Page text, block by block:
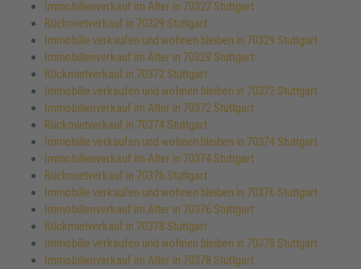
Immobilienverkauf im Alter in 70327 Stuttgart
Rückmietverkauf in 70329 Stuttgart
Immobilie verkaufen und wohnen bleiben in 70329 Stuttgart
Immobilienverkauf im Alter in 70329 Stuttgart
Rückmietverkauf in 70372 Stuttgart
Immobilie verkaufen und wohnen bleiben in 70372 Stuttgart
Immobilienverkauf im Alter in 70372 Stuttgart
Rückmietverkauf in 70374 Stuttgart
Immobilie verkaufen und wohnen bleiben in 70374 Stuttgart
Immobilienverkauf im Alter in 70374 Stuttgart
Rückmietverkauf in 70376 Stuttgart
Immobilie verkaufen und wohnen bleiben in 70376 Stuttgart
Immobilienverkauf im Alter in 70376 Stuttgart
Rückmietverkauf in 70378 Stuttgart
Immobilie verkaufen und wohnen bleiben in 70378 Stuttgart
Immobilienverkauf im Alter in 70378 Stuttgart